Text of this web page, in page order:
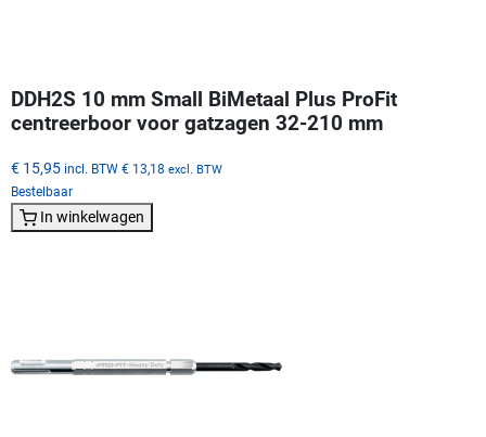
DDH2S 10 mm Small BiMetaal Plus ProFit
centreerboor voor gatzagen 32-210 mm
€ 15,95 incl. BTW € 13,18 excl. BTW
Bestelbaar
In winkelwagen